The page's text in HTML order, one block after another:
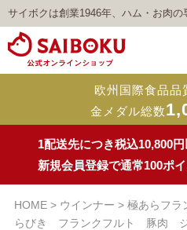
サイボクは創業1946年、ハム・お肉の
欧州国際食品品
金メダル総数
1配送先につき税込10,800
新規会員登録で通常100ポイ
HOME ウインナー
極あらフ
らびき フランクフルト 豚肉 ジ